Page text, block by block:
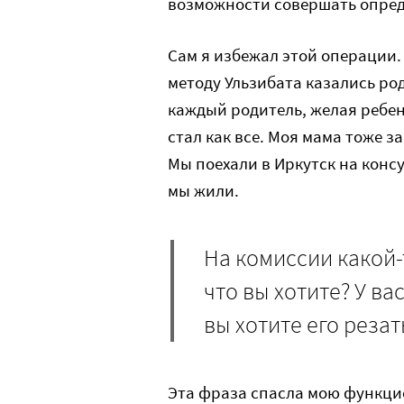
Сам я избежал этой
методу Ульзибата казались
каждый родитель, желая
стал как все. Моя мама тоже
Мы поехали в Иркутск на
мы жили.
На комиссии
что вы хотите? У
вы хотите его
Эта фраза спасла мою